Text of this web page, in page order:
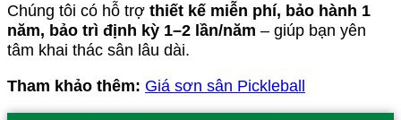
Chúng tôi có hỗ trợ thiết kế miễn phí, bảo hành 1
năm, bảo trì định kỳ 1–2 lần/năm – giúp bạn yên
tâm khai thác sân lâu dài.
Tham khảo thêm: Giá sơn sân Pickleball